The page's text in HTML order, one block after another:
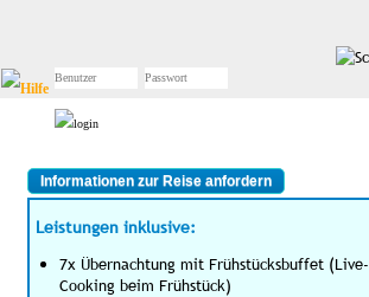
Informationen zur Reise anfordern
Leistungen inklusive:
7x Übernachtung mit Frühstücksbuffet (Live-
Cooking beim Frühstück)